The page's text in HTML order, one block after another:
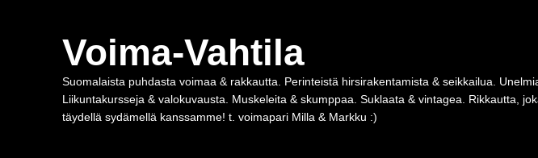
Voima-Vahtila
Suomalaista puhdasta voimaa & rakkautta. Perinteistä hirsirakentamista & seikkailua.
Liikuntakursseja & valokuvausta. Muskeleita & skumppaa. Suklaata & vintagea. Rikkautta,
täydellä sydämellä kanssamme! t. voimapari Milla & Markku :)